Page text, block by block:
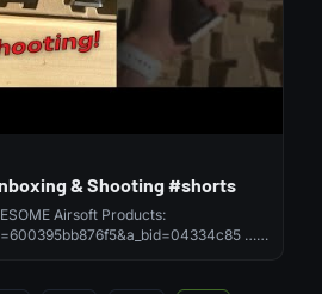
& Shooting #shorts
Airsoft Products:
…